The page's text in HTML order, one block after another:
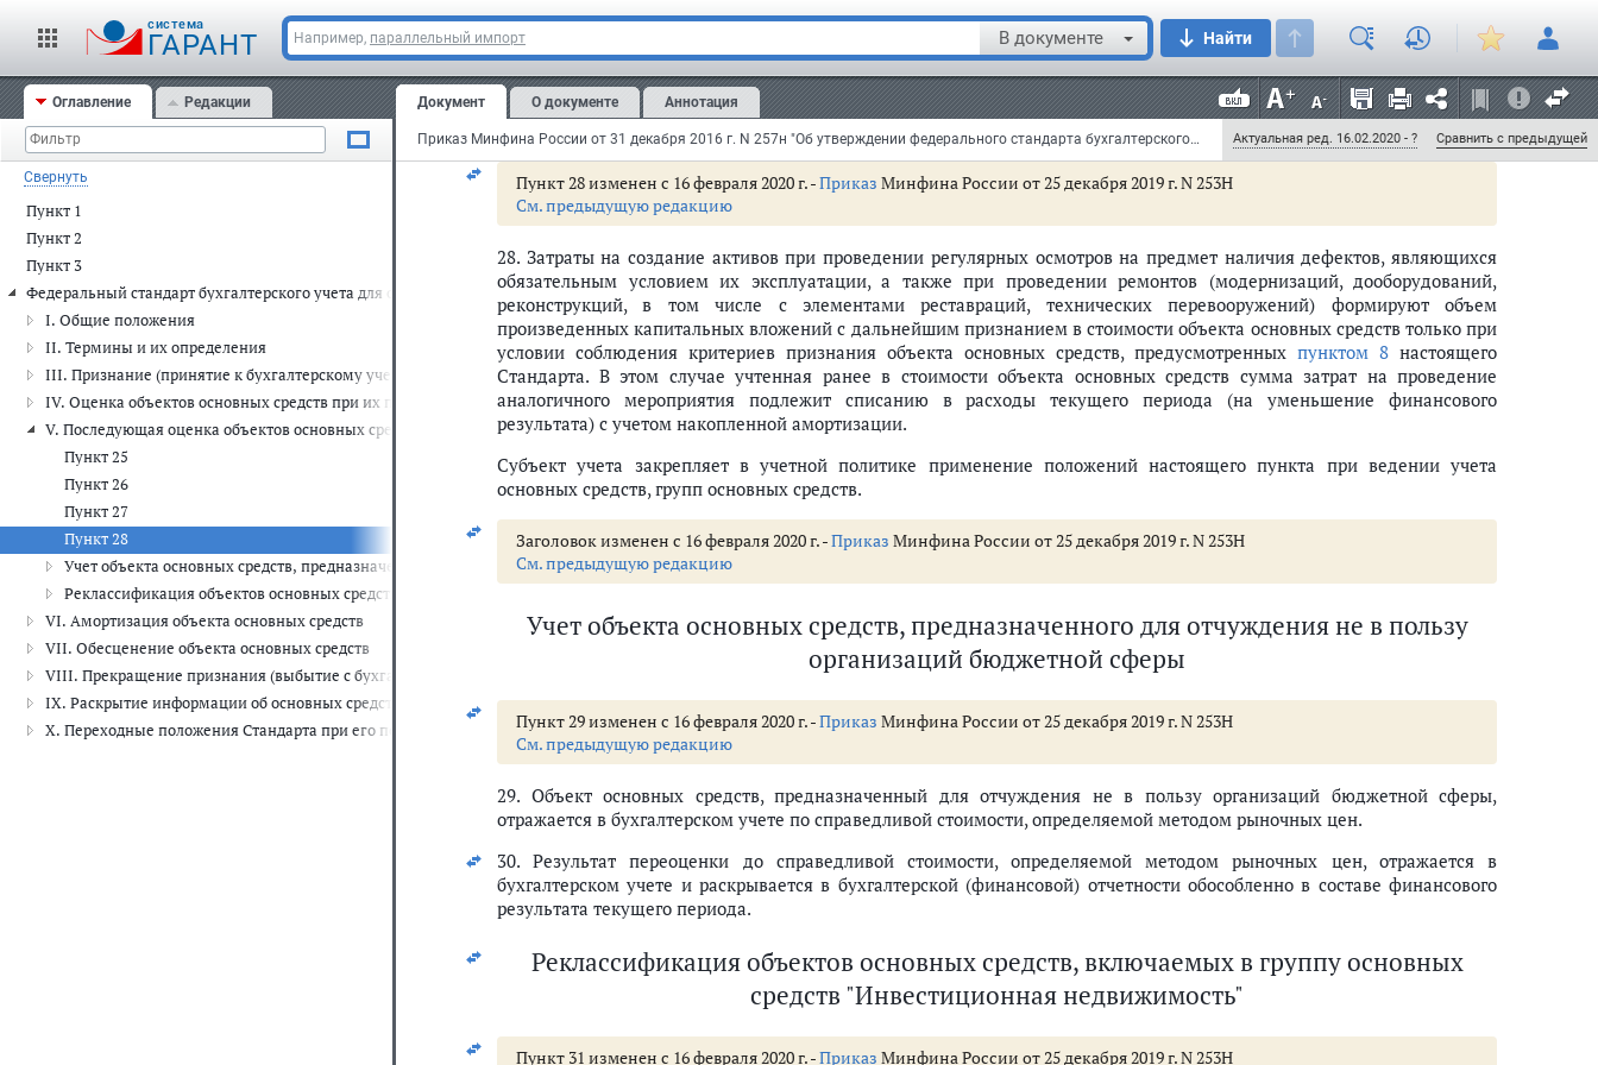
cистема
ГАРАНТ Например, параллельный импорт В документе Найти
Оглавление Редакции
Свернуть
Пункт 1
Пункт 2
Пункт 3
Федеральный стандарт бухгалтерского учета для организаций государственного сектора "Основные средства"
I. Общие положения
II. Термины и их определения
III. Признание (принятие к бухгалтерскому учету) объектов основных средств
IV. Оценка объектов основных средств при их признании (принятию к бухгалтерскому учету)
V. Последующая оценка объектов основных средств
Пункт 25
Пункт 26
Пункт 27
Пункт 28
Учет объекта основных средств, предназначенного для отчуждения не в пользу организаций бюджетной сферы
Реклассификация объектов основных средств, включаемых в группу основных средств "Инвестиционная недвижимость"
VI. Амортизация объекта основных средств
VII. Обесценение объекта основных средств
VIII. Прекращение признания (выбытие с бухгалтерского учета) объекта основных средств
IX. Раскрытие информации об основных средствах (результатах операций с ними) в бухгалтерской (финансовой) отчетности
X. Переходные положения Стандарта при его первом применении
Документ О документе Аннотация
Приказ Минфина России от 31 декабря 2016 г. N 257н "Об утверждении федерального стандарта бухгалтерского учета для организаций государственного сектора "Основные средства" (с изменениями и дополнениями) Актуальная ред. 16.02.2020 - ? Сравнить с предыдущей
При этом стоимость объекта основных средств корректируется на документально подтвержденную стоимость
заменяемых (выбываемых) частей в соответствии с положениями, предусмотренными
пунктом 50
настоящего
Стандарта о прекращении признания (выбытии с бухгалтерского учета) объектов основных средств.
Субъект учета закрепляет в учетной политике применение в бухгалтерском учете положений настоящего пункта в
отношении групп основных средств.
Пункт 28 изменен с 16 февраля 2020 г. -Приказ Минфина России от 25 декабря 2019 г. N 253Н
См. предыдущую редакцию
28. Затраты на создание активов при проведении регулярных осмотров на предмет наличия дефектов, являющихся
обязательным условием их эксплуатации, а также при проведении ремонтов (модернизаций, дооборудований,
реконструкций, в том числе с элементами реставраций, технических перевооружений) формируют объем
произведенных капитальных вложений с дальнейшим признанием в стоимости объекта основных средств только при
условии соблюдения критериев признания объекта основных средств, предусмотренных пунктом 8 настоящего
Стандарта. В этом случае учтенная ранее в стоимости объекта основных средств сумма затрат на проведение
аналогичного мероприятия подлежит списанию в расходы текущего периода (на уменьшение финансового
результата) с учетом накопленной амортизации.
Субъект учета закрепляет в учетной политике применение положений настоящего пункта при ведении учета
основных средств, групп основных средств.
Заголовок изменен с 16 февраля 2020 г. -Приказ Минфина России от 25 декабря 2019 г. N 253Н
См. предыдущую редакцию
Учет объекта основных средств, предназначенного для отчуждения не в пользу
организаций бюджетной сферы
Пункт 29 изменен с 16 февраля 2020 г. -Приказ Минфина России от 25 декабря 2019 г. N 253Н
См. предыдущую редакцию
29. Объект основных средств, предназначенный для отчуждения не в пользу организаций бюджетной сферы,
отражается в бухгалтерском учете по справедливой стоимости, определяемой методом рыночных цен.
30. Результат переоценки до справедливой стоимости, определяемой методом рыночных цен, отражается в
бухгалтерском учете и раскрывается в бухгалтерской (финансовой) отчетности обособленно в составе финансового
результата текущего периода.
Реклассификация объектов основных средств, включаемых в группу основных
средств "Инвестиционная недвижимость"
Пункт 31 изменен с 16 февраля 2020 г. -Приказ Минфина России от 25 декабря 2019 г. N 253Н